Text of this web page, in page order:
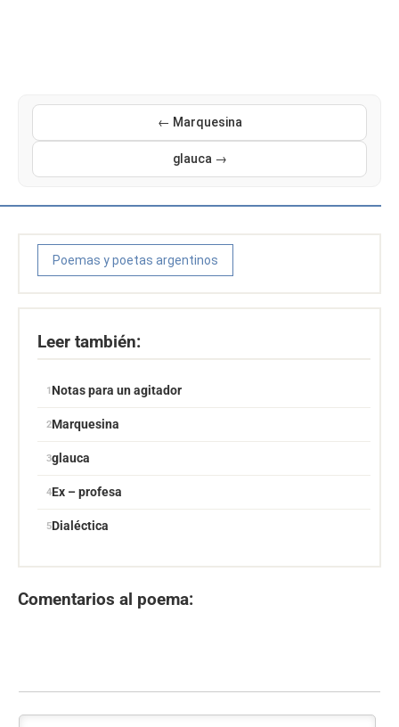
← Marquesina
glauca →
Poemas y poetas argentinos
Leer también:
Notas para un agitador
Marquesina
glauca
Ex – profesa
Dialéctica
Comentarios al poema: